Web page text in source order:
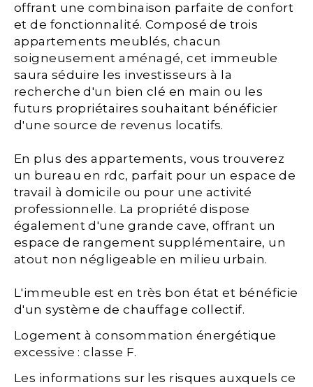
offrant une combinaison parfaite de confort
et de fonctionnalité. Composé de trois
appartements meublés, chacun
soigneusement aménagé, cet immeuble
saura séduire les investisseurs à la
recherche d'un bien clé en main ou les
futurs propriétaires souhaitant bénéficier
d'une source de revenus locatifs.
En plus des appartements, vous trouverez
un bureau en rdc, parfait pour un espace de
travail à domicile ou pour une activité
professionnelle. La propriété dispose
également d'une grande cave, offrant un
espace de rangement supplémentaire, un
atout non négligeable en milieu urbain.
L'immeuble est en très bon état et bénéficie
d'un système de chauffage collectif.
Logement à consommation énergétique
excessive : classe F.
Les informations sur les risques auxquels ce